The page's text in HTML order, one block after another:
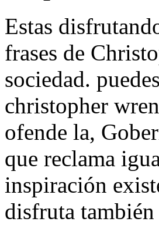
Estas
frases de
sociedad.
christopher
ofende la,
que reclama
inspiración
disfruta también